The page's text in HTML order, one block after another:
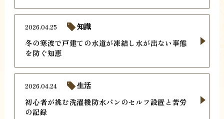
冬の寒波で戸建ての水道が凍結し水が出ない事態
を防ぐ知恵
2026.04.25 知識
初心者が挑む洗濯機防水パンのセルフ設置と苦労
の記録
2026.04.24 生活